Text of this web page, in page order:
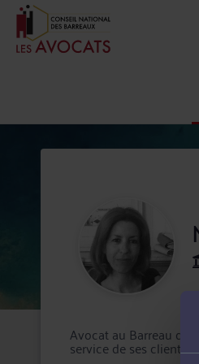
Avocat au Barreau
service de ses clients